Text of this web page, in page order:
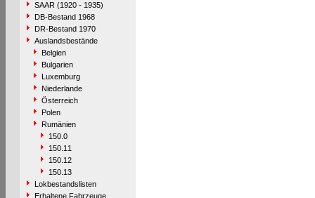
SAAR (1920 - 1935)
DB-Bestand 1968
DR-Bestand 1970
Auslandsbestände
Belgien
Bulgarien
Luxemburg
Niederlande
Österreich
Polen
Rumänien
150.0
150.11
150.12
150.13
Lokbestandslisten
Erhaltene Fahrzeuge